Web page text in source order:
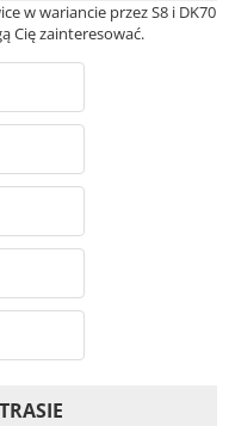
w wariancie przez S8 i DK70
Cię zainteresować.